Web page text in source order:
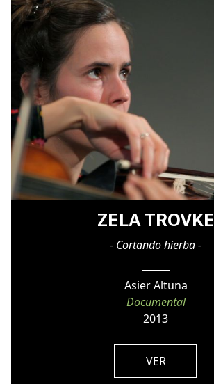
ZELA TROVKE
- Cortando hierba -
Asier Altuna
Documental
2013
VER